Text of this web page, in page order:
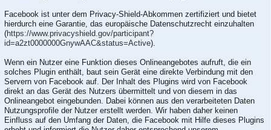
Facebook ist unter dem Privacy-Shield-Abkommen zertifiziert und bietet
hierdurch eine Garantie, das europäische Datenschutzrecht einzuhalten
(https://www.privacyshield.gov/participant?
id=a2zt0000000GnywAAC&status=Active).
Wenn ein Nutzer eine Funktion dieses Onlineangebotes aufruft, die ein
solches Plugin enthält, baut sein Gerät eine direkte Verbindung mit den
Servern von Facebook auf. Der Inhalt des Plugins wird von Facebook
direkt an das Gerät des Nutzers übermittelt und von diesem in das
Onlineangebot eingebunden. Dabei können aus den verarbeiteten Daten
Nutzungsprofile der Nutzer erstellt werden. Wir haben daher keinen
Einfluss auf den Umfang der Daten, die Facebook mit Hilfe dieses Plugins